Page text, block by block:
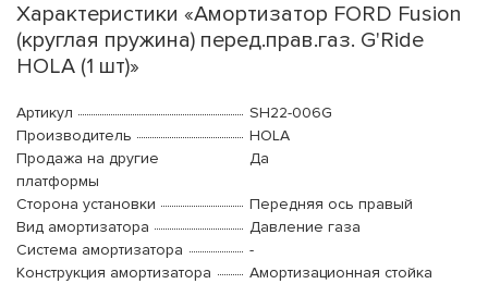
Характеристики «Амортизатор FORD Fusion
(круглая пружина) перед.прав.газ. G'Ride
HOLA (1 шт)»
Артикул
SH22-006G
Производитель
HOLA
Продажа на другие
платформы
Да
Сторона установки
Передняя ось правый
Вид амортизатора
Давление газа
Система амортизатора
-
Конструкция амортизатора
Амортизационная стойка